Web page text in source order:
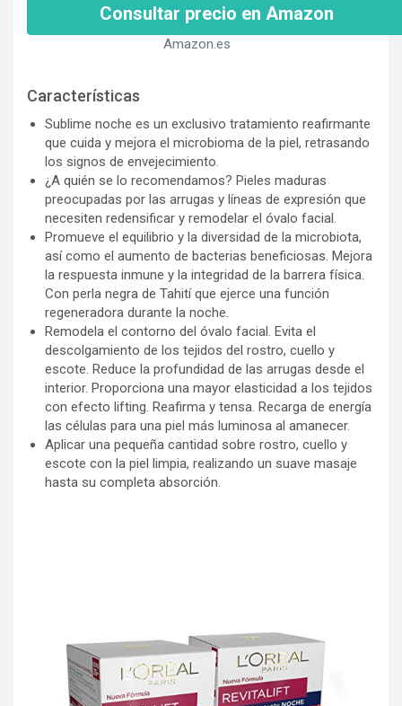
Consultar precio en Amazon
Amazon.es
Características
Sublime noche es un exclusivo tratamiento reafirmante
que cuida y mejora el microbioma de la piel, retrasando
los signos de envejecimiento.
¿A quién se lo recomendamos? Pieles maduras
preocupadas por las arrugas y líneas de expresión que
necesiten redensificar y remodelar el óvalo facial.
Promueve el equilibrio y la diversidad de la microbiota,
así como el aumento de bacterias beneficiosas. Mejora
la respuesta inmune y la integridad de la barrera física.
Con perla negra de Tahití que ejerce una función
regeneradora durante la noche.
Remodela el contorno del óvalo facial. Evita el
descolgamiento de los tejidos del rostro, cuello y
escote. Reduce la profundidad de las arrugas desde el
interior. Proporciona una mayor elasticidad a los tejidos
con efecto lifting. Reafirma y tensa. Recarga de energía
las células para una piel más luminosa al amanecer.
Aplicar una pequeña cantidad sobre rostro, cuello y
escote con la piel limpia, realizando un suave masaje
hasta su completa absorción.